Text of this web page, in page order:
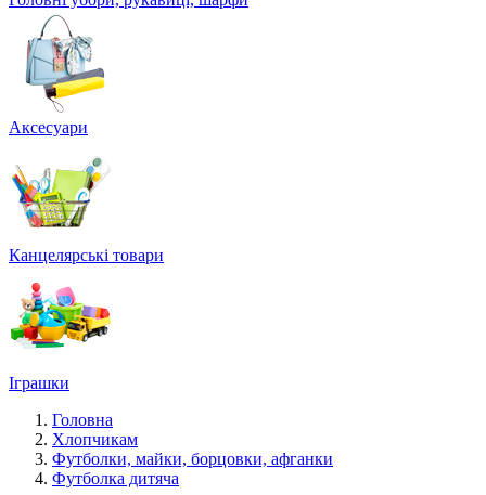
Аксесуари
Канцелярські товари
Іграшки
Головна
Хлопчикам
Футболки, майки, борцовки, афганки
Футболка дитяча